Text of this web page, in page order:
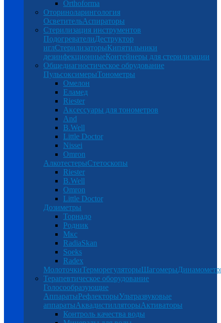
Orthoforma
Оториноларингология
ОсветительАспираторы
Стерилизация инструментов
ПодогревателиДеструктор
иглСтерилизаторыКипятильники
дезинфекционныеКонтейнеры для стерилизации
Общедиагностическое обрудование
ПульсоксимерыТонометры
Омелон
Еламед
Riester
Аксессуары для тонометров
And
B.Well
Little Doctor
Nissei
Omron
АлкотестерыСтетоскопы
Riester
B.Well
Omron
Little Doctor
Дозиметры
Торнадо
Родник
Мкс
RadiaSkan
Soeks
Radex
МолоточкиТерморегуляторыШагомеры
Терапевтическое оборудование
Голосообразующие
АппаратыРефлекторыУльтразвуковые
аппаратыАквадистилляторыАктиваторы
Контроль качества воды